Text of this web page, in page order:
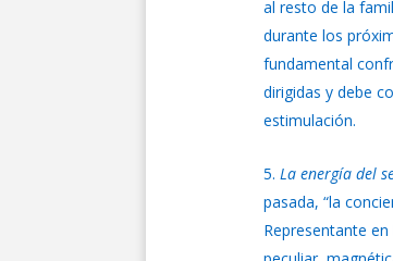
al resto de la
durante los
fundamental
dirigidas y debe
estimulación.
La energía del
pasada, “la
Representante